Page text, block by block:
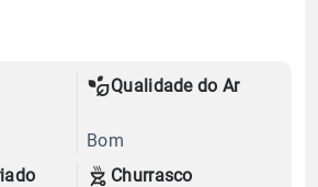
Qualidade do Ar
Bom
Churrasco